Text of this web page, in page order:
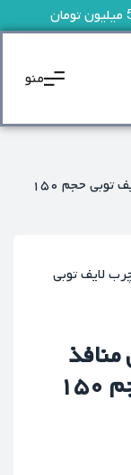
منو
تونر روشن کننده و قابض منافذ پوست چرب لایف توبی حجم ۱۵۰
پوست چرب لایف توبی حجم ۱۵۰